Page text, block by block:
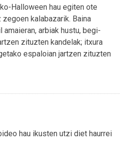
Halloween hau egiten ote
kalabazarik. Baina
amaieran, arbiak hustu, begi-
zituzten kandelak; itxura
espaloian jartzen zituzten
hau ikusten utzi diet haurrei